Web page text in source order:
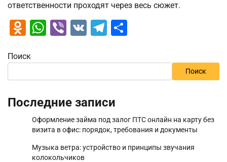
ответственности проходят через весь сюжет.
Odnoklassniki
WhatsApp
Viber
VK Telegram
Поиск
Поиск
Последние записи
Оформление займа под залог ПТС онлайн на карту без
визита в офис: порядок, требования и документы
Музыка ветра: устройство и принципы звучания
колокольчиков